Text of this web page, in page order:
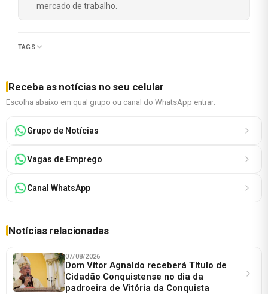
mercado de trabalho.
TAGS
Receba as notícias no seu celular
Escolha abaixo em qual grupo ou canal do WhatsApp entrar:
Grupo de Notícias
Vagas de Emprego
Canal WhatsApp
Notícias relacionadas
07/08/2026
Dom Vítor Agnaldo receberá Título de
Cidadão Conquistense no dia da
padroeira de Vitória da Conquista